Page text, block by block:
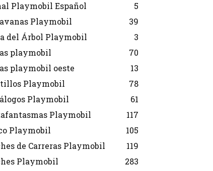
Playmobil Español
5
Playmobil
39
del Árbol Playmobil
3
playmobil
70
playmobil oeste
13
Playmobil
78
Playmobil
61
Playmobil
117
Playmobil
105
de Carreras Playmobil
119
Playmobil
283